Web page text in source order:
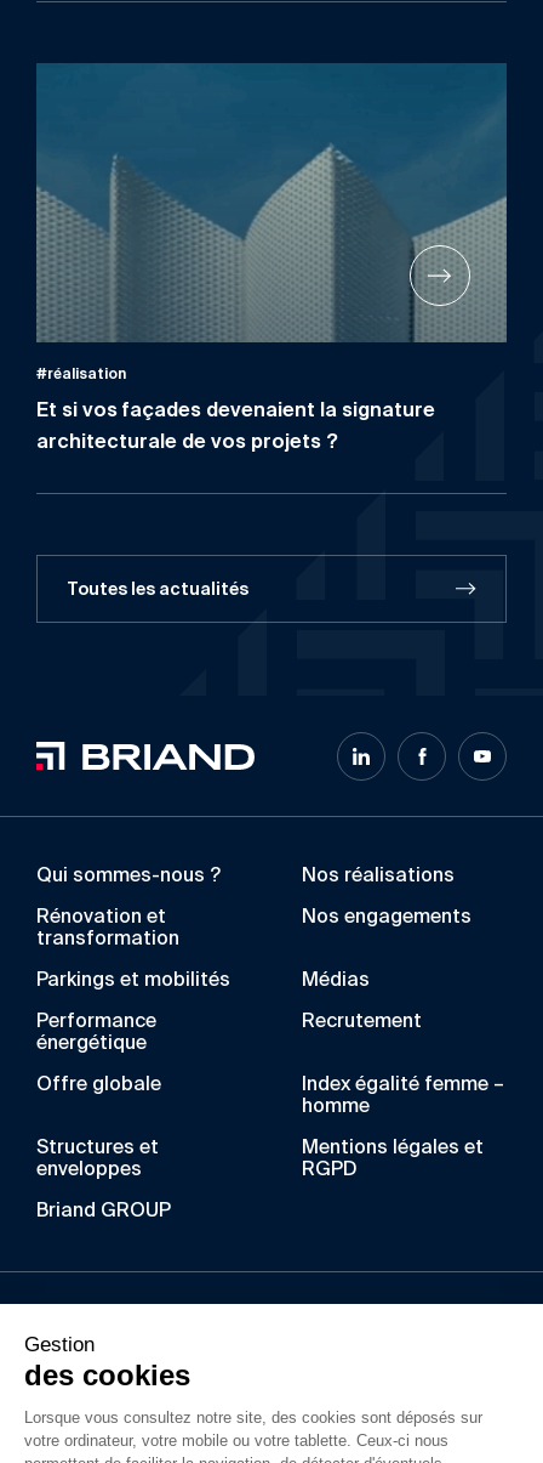
#réalisation
Et si vos façades devenaient la signature
architecturale de vos projets ?
Toutes les actualités
Au fil des années, BRIAND a acquis un savoir-faire
unique dans les métiers de la construction
bâtiment et du gros-œuvre. Ses filiales
interviennent dans la construction d’ouvrages
Qui sommes-nous ? Nos réalisations
Rénovation et
transformation
Nos engagements
Parkings et mobilités Médias
Performance
énergétique
Recrutement
Offre globale
Index égalité femme –
homme
Structures et
enveloppes
Mentions légales et
RGPD
Briand GROUP
Gestion
des cookies
Lorsque vous consultez notre site, des cookies sont déposés sur
votre ordinateur, votre mobile ou votre tablette. Ceux-ci nous